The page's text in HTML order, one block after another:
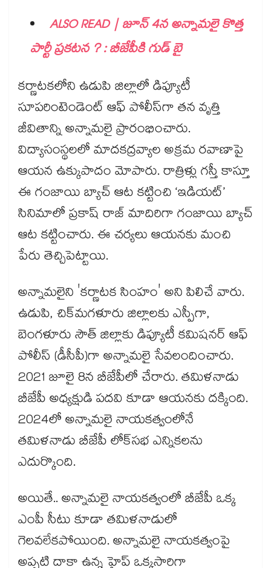
ALSO READ | జూన్ 4న అన్నామలై కొత్త
పార్టీ ప్రకటన ? : బీజేపీకి గుడ్ బై
కర్ణాటకలోని ఉడుపి జిల్లాలో డిప్యూటీ
సూపరింటెండెంట్ ఆఫ్ పోలీస్‌గా తన వృత్తి
జీవితాన్ని అన్నామలై ప్రారంభించారు.
విద్యాసంస్థలలో మాదకద్రవ్యాల అక్రమ రవాణాపై
ఆయన ఉక్కుపాదం మోపారు. రాత్రిళ్లు గస్తీ కాస్తూ
ఈ గంజాయి బ్యాచ్ ఆట కట్టించి ‘ఇడియట్’
సినిమాలో ప్రకాష్ రాజ్ మాదిరిగా గంజాయి బ్యాచ్
ఆట కట్టించారు. ఈ చర్యలు ఆయనకు మంచి
పేరు తెచ్చిపెట్టాయి.
అన్నామలైని 'కర్ణాటక సింహం' అని పిలిచే వారు.
ఉడుపి, చిక్‌మగళూరు జిల్లాలకు ఎస్పీగా,
బెంగళూరు సౌత్ జిల్లాకు డిప్యూటీ కమిషనర్ ఆఫ్
పోలీస్ (డీసీపీ)గా అన్నామలై సేవలందించారు.
2021 జూలై 8న బీజేపీలో చేరారు. తమిళనాడు
బీజేపీ అధ్యక్షుడి పదవి కూడా ఆయనకు దక్కింది.
2024లో అన్నామలై నాయకత్వంలోనే
తమిళనాడు బీజేపీ లోక్‌సభ ఎన్నికలను
ఎదుర్కొంది.
అయితే.. అన్నామలై నాయకత్వంలో బీజేపీ ఒక్క
ఎంపీ సీటు కూడా తమిళనాడులో
గెలవలేకపోయింది. అన్నామలై నాయకత్వంపై